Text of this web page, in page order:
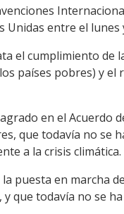
entre el lunes
el cumplimiento de
países pobres) y
en el Acuerdo
que todavía no se
a la crisis climática.
puesta en marcha
que todavía no se